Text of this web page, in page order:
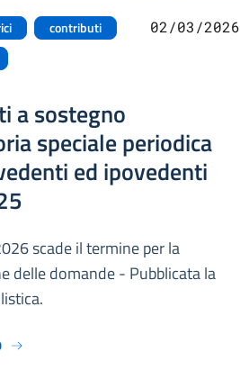
contributi
02/03/2026
a sostegno
speciale periodica
ed ipovedenti
scade il termine per la
delle domande - Pubblicata la